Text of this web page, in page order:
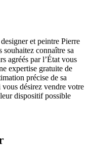
et peintre Pierre
souhaitez connaître sa
agréés par l’État vous
expertise gratuite de
précise de sa
désirez vendre votre
dispositif possible